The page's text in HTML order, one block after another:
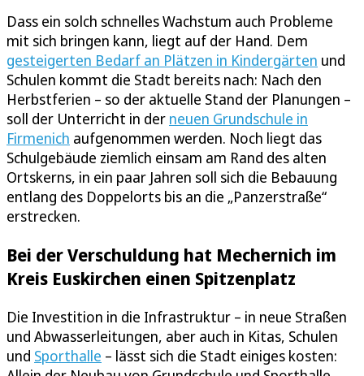
Dass ein solch schnelles Wachstum auch Probleme
mit sich bringen kann, liegt auf der Hand. Dem
gesteigerten Bedarf an Plätzen in Kindergärten und
Schulen kommt die Stadt bereits nach: Nach den
Herbstferien – so der aktuelle Stand der Planungen –
soll der Unterricht in der neuen Grundschule in
Firmenich aufgenommen werden. Noch liegt das
Schulgebäude ziemlich einsam am Rand des alten
Ortskerns, in ein paar Jahren soll sich die Bebauung
entlang des Doppelorts bis an die „Panzerstraße“
erstrecken.
Bei der Verschuldung hat Mechernich im
Kreis Euskirchen einen Spitzenplatz
Die Investition in die Infrastruktur – in neue Straßen
und Abwasserleitungen, aber auch in Kitas, Schulen
und Sporthalle – lässt sich die Stadt einiges kosten: